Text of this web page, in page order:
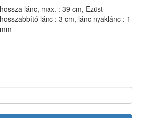
hossza lánc, max. : 39 cm, Ezüst
hosszabbító lánc : 3 cm, lánc nyaklánc : 1
mm